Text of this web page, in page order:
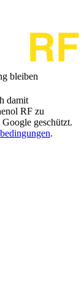
bleiben
damit
RF zu
geschützt.
.